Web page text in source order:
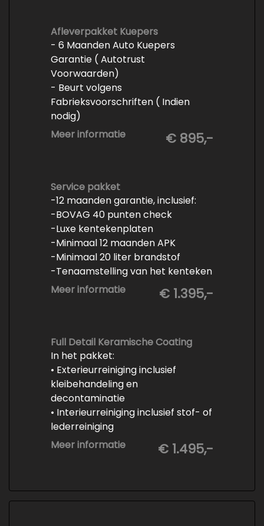
Afleverpakket Kuepers
- 6 Maanden Auto Kuepers
Garantie ( Autotrust
Voorwaarden)
- Beurt volgens
Fabrieksvoorschriften ( Indien
nodig)
- Minimaal 6 maanden APK
- Minimaal 3 mm banden profiel
vrijwaren
- Volledige inspectie
- Poetsen binnen en buiten
Meer informatie € 895,-
Service pakket
-12 maanden garantie, inclusief:
-BOVAG 40 punten check
-Luxe kentekenplaten
-Minimaal 12 maanden APK
-Minimaal 20 liter brandstof
-Tenaamstelling van het kenteken
-Vrijwaren van de inruilauto
polijsten
Meer informatie € 1.395,-
Full Detail Keramische Coating
In het pakket:
• Exterieurreiniging inclusief
kleibehandeling en
decontaminatie
• Interieurreiniging inclusief stof- of
lederreiniging
• 3-staps lakcorrectie
• Keramische Coating (+/- 5 jaar)
Meer informatie € 1.495,-